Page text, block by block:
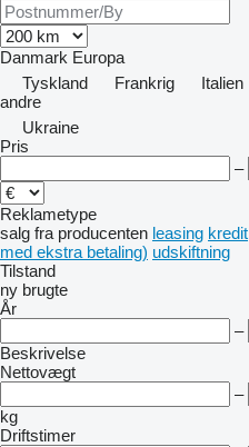
Danmark Europa
Tyskland
Frankrig Italien
andre
Ukraine
Pris
–
Reklametype
salg fra producenten leasing kredit
med ekstra betaling) udskiftning
Tilstand
ny brugte
År
–
Beskrivelse
Nettovægt
–
kg
Driftstimer